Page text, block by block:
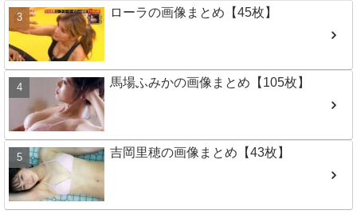
ローラの画像まとめ【45枚】
馬場ふみかの画像まとめ【105枚】
吉岡里穂の画像まとめ【43枚】